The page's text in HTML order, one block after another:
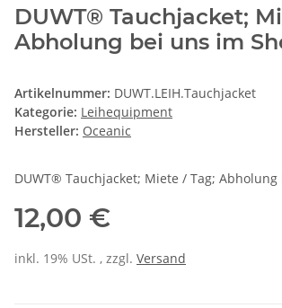
DUWT® Tauchjacket;
Abholung bei uns im
Artikelnummer: DUWT.LEIH.Tauchjacket
Kategorie: Leihequipment
Hersteller: Oceanic
DUWT® Tauchjacket; Miete / Tag;
12,00 €
inkl. 19% USt. , zzgl. Versand